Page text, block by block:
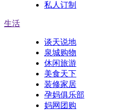
私人订制
生活
谈天说地
泉城购物
休闲旅游
美食天下
装修家居
孕妈俱乐部
妈网团购